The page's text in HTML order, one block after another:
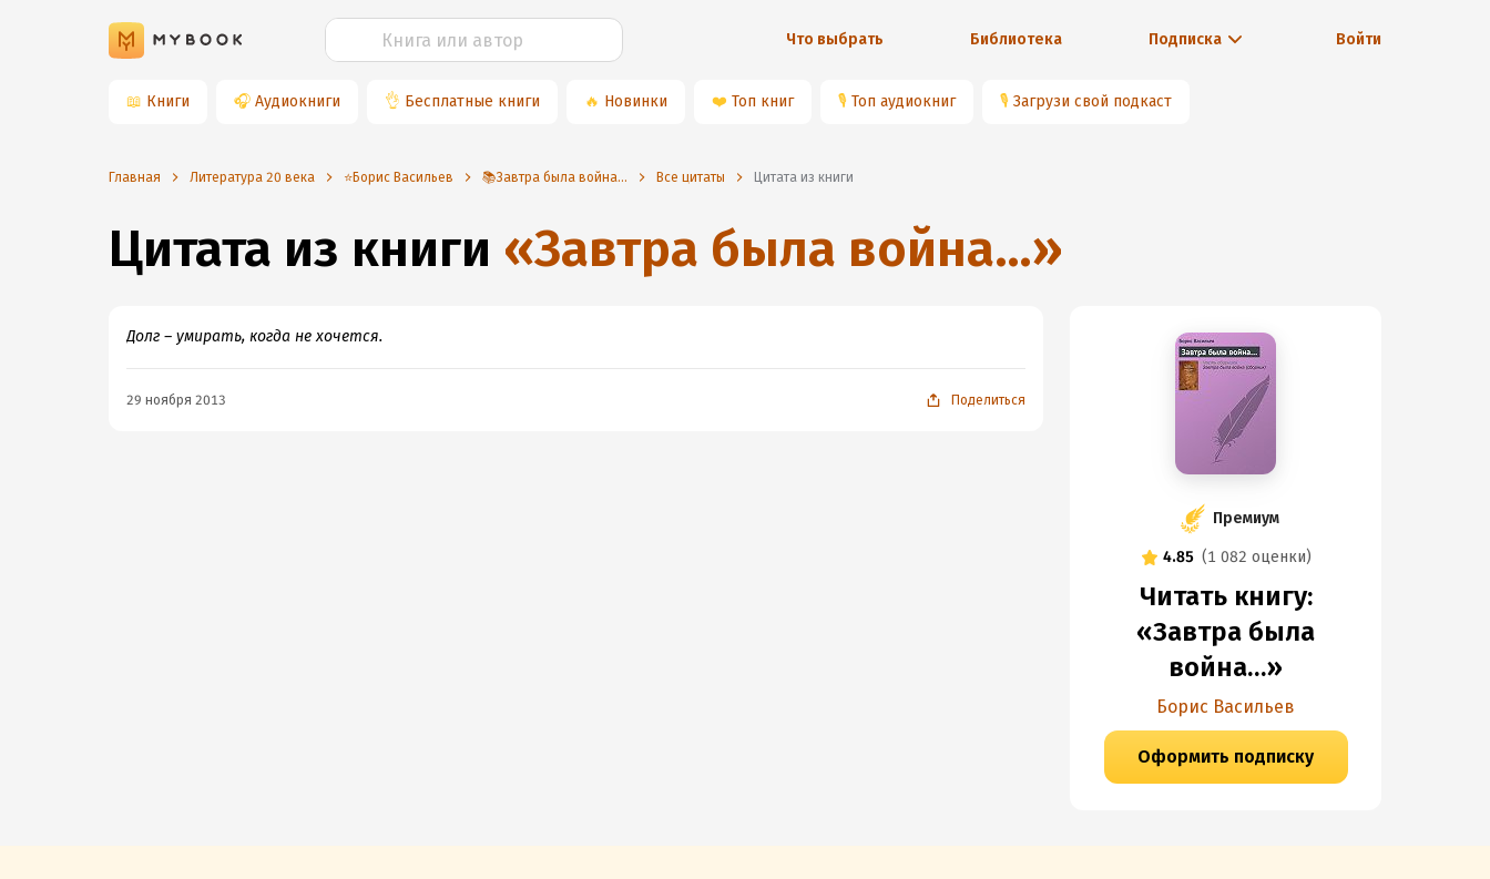
Что выбрать Библиотека Подписка Войти
📖 Книги 🎧 Аудиокниги 👌 Бесплатные книги 🔥 Новинки ❤️ Топ книг 🎙 Топ аудиокниг 🎙 Загрузи свой подкаст
Главная Литература 20 века ⭐️Борис Васильев 📚Завтра была война… Все цитаты Цитата из книги
Цитата из книги «Завтра была война…»
Долг – умирать, когда не хочется.
29 ноября 2013 Поделиться
Премиум
4.85 (1 082 оценки)
Читать книгу:
«Завтра была
война…»
Борис Васильев
Оформить подписку